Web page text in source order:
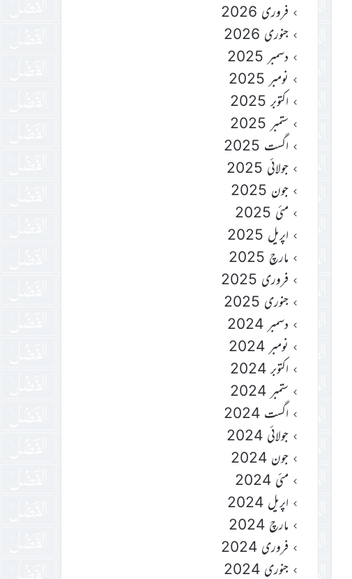
فروری 2026
جنوری 2026
دسمبر 2025
نومبر 2025
اکتوبر 2025
ستمبر 2025
اگست 2025
جولائی 2025
جون 2025
مئی 2025
اپریل 2025
مارچ 2025
فروری 2025
جنوری 2025
دسمبر 2024
نومبر 2024
اکتوبر 2024
ستمبر 2024
اگست 2024
جولائی 2024
جون 2024
مئی 2024
اپریل 2024
مارچ 2024
فروری 2024
جنوری 2024